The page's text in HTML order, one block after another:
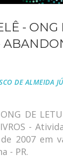
- ONG
DE ALMEIDA
DE
-
2007 em
- PR.